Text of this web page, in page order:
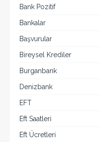
Bank Pozitif
Bankalar
Başvurular
Bireysel Krediler
Burganbank
Denizbank
EFT
Eft Saatleri
Eft Ücretleri